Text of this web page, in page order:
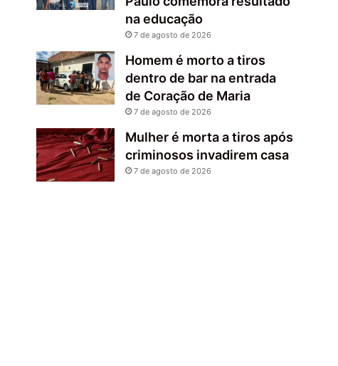
na educação
7 de agosto de 2026
Homem é morto a tiros
dentro de bar na entrada
de Coração de Maria
7 de agosto de 2026
Mulher é morta a tiros após
criminosos invadirem casa
7 de agosto de 2026